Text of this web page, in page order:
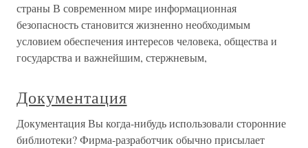
страны В современном мире информационная
безопасность становится жизненно необходимым
условием обеспечения интересов человека, общества и
государства и важнейшим, стержневым,
Документация
Документация Вы когда-нибудь использовали сторонние
библиотеки? Фирма-разработчик обычно присылает